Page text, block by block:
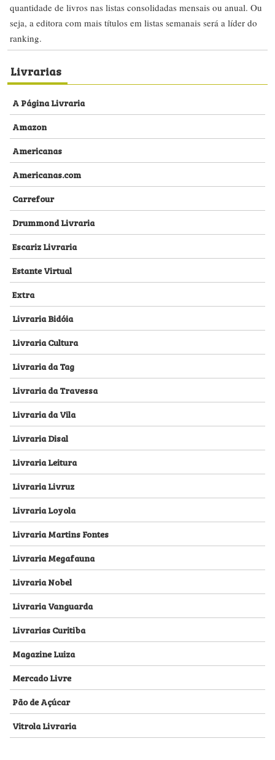
quantidade de livros nas listas consolidadas mensais ou anual. Ou
seja, a editora com mais títulos em listas semanais será a líder do
ranking.
Livrarias
A Página Livraria
Amazon
Americanas
Americanas.com
Carrefour
Drummond Livraria
Escariz Livraria
Estante Virtual
Extra
Livraria Bidóia
Livraria Cultura
Livraria da Tag
Livraria da Travessa
Livraria da Vila
Livraria Disal
Livraria Leitura
Livraria Livruz
Livraria Loyola
Livraria Martins Fontes
Livraria Megafauna
Livraria Nobel
Livraria Vanguarda
Livrarias Curitiba
Magazine Luiza
Mercado Livre
Pão de Açúcar
Vitrola Livraria